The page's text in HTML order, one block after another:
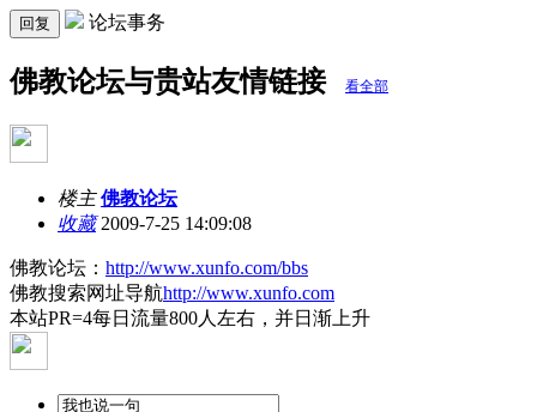
回复 论坛事务
佛教论坛与贵站友情链接 看全部
楼主 佛教论坛
收藏2009-7-25 14:09:08
佛教论坛： http://www.xunfo.com/bbs
佛教搜索网址导航http://www.xunfo.com
本站PR=4每日流量800人左右，并日渐上升